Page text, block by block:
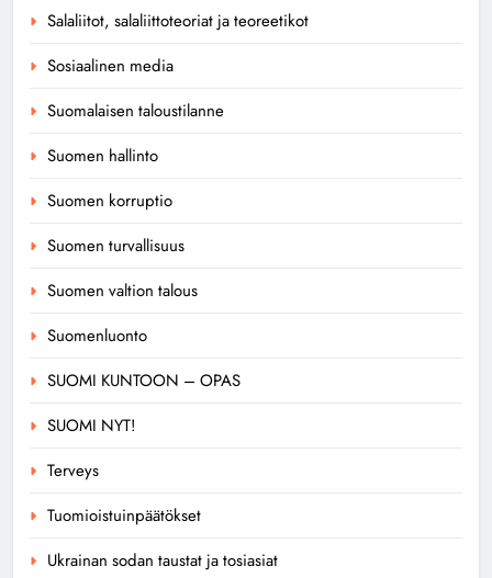
Salaliitot, salaliittoteoriat ja teoreetikot
Sosiaalinen media
Suomalaisen taloustilanne
Suomen hallinto
Suomen korruptio
Suomen turvallisuus
Suomen valtion talous
Suomenluonto
SUOMI KUNTOON – OPAS
SUOMI NYT!
Terveys
Tuomioistuinpäätökset
Ukrainan sodan taustat ja tosiasiat